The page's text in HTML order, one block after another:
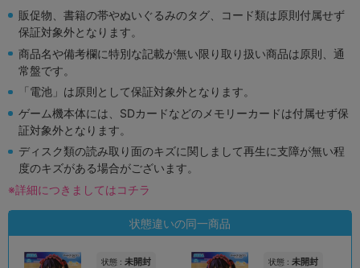
販促物、書籍の帯やぬいぐるみのタグ、コード類は原則付属せず
保証対象外となります。
商品名や備考欄に特別な記載が無い限り取り扱い商品は原則、通
常盤です。
「電池」は原則として保証対象外となります。
ゲーム機本体には、SDカードなどのメモリーカードは付属せず保
証対象外となります。
ディスク類の読み取り面のキズに関しまして再生に支障が無い程
度のキズがある場合がございます。
※詳細につきましてはコチラ
状態違いの同一商品
状態 : 未開封 状態 : 未開封